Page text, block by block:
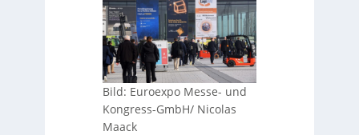
Bild: Euroexpo Messe- und
Kongress-GmbH/ Nicolas
Maack